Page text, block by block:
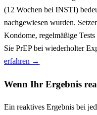
(12 Wochen bei INSTI)
nachgewiesen wurden.
Kondome, regelmäßige
Sie PrEP bei wiederholter
erfahren →
Wenn Ihr Ergebnis
Ein reaktives Ergebnis bei